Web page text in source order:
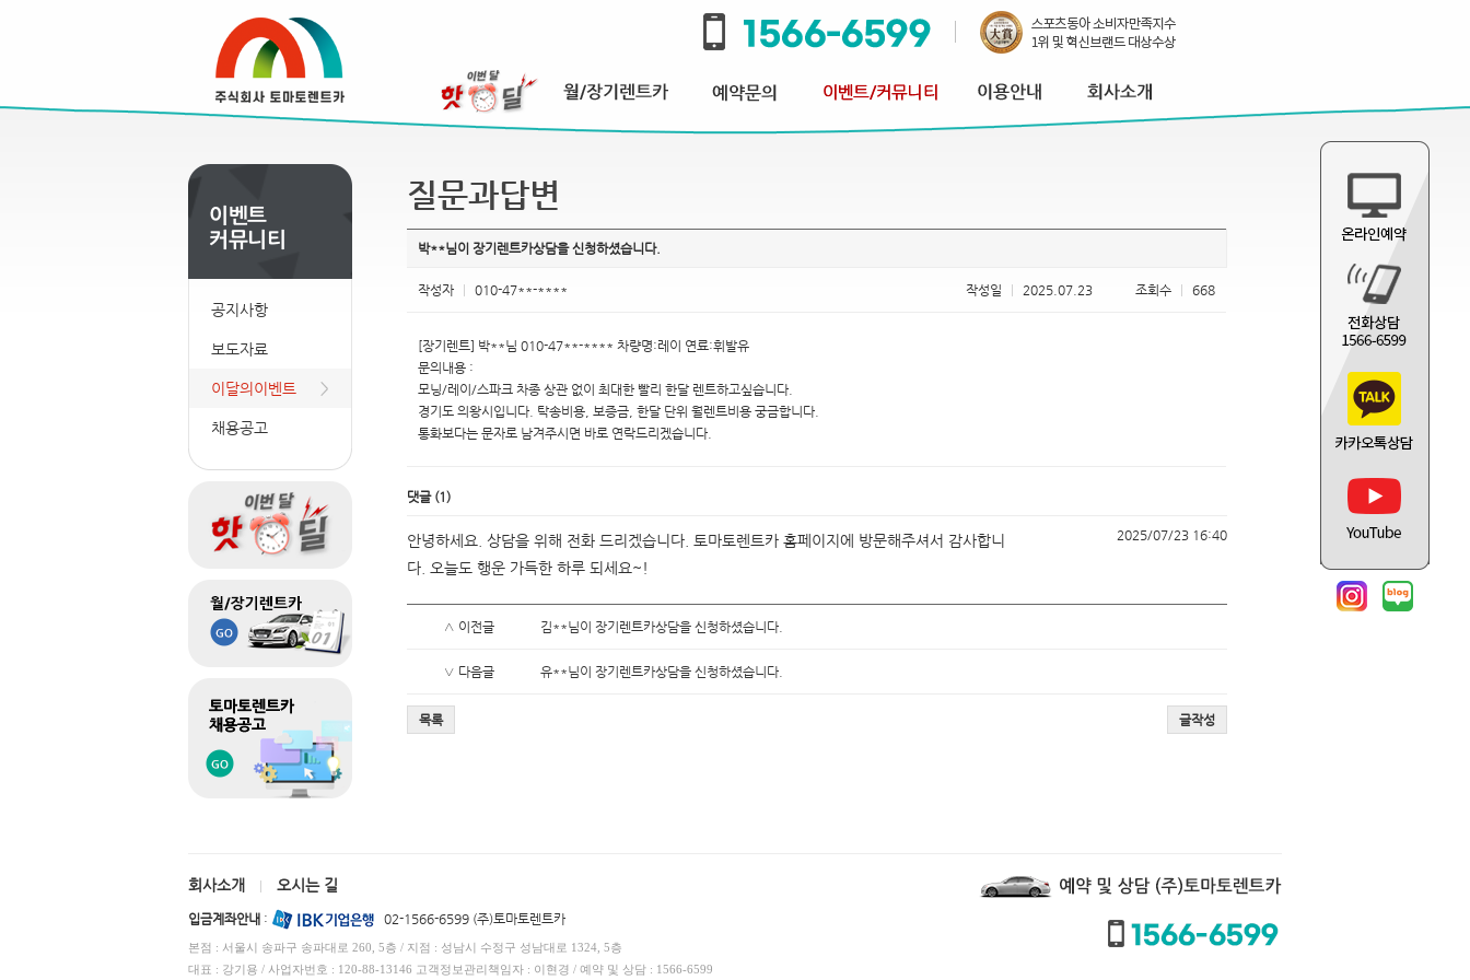
공지사항
보도자료
이달의이벤트
채용공고
질문과답변
박**님이 장기렌트카상담을 신청하셨습니다.
작성자 010-47**-**** 작성일 2025.07.23 조회수 668
[장기렌트] 박**님 010-47**-**** 차량명:레이 연료:휘발유
문의내용 :
모닝/레이/스파크 차종 상관 없이 최대한 빨리 한달 렌트하고싶습니다.
경기도 의왕시입니다. 탁송비용, 보증금, 한달 단위 월렌트비용 궁금합니다.
통화보다는 문자로 남겨주시면 바로 연락드리겠습니다.
댓글 (1)
안녕하세요. 상담을 위해 전화 드리겠습니다. 토마토렌트카 홈페이지에 방문해주셔서 감사합니
다. 오늘도 행운 가득한 하루 되세요~!
2025/07/23 16:40
∧ 이전글 김**님이 장기렌트카상담을 신청하셨습니다.
∨ 다음글 유**님이 장기렌트카상담을 신청하셨습니다.
목록 글작성
회사소개 오시는 길
입금계좌안내 : 02-1566-6599 (주)토마토렌트카
본점 : 서울시 송파구 송파대로 260, 5층 / 지점 : 성남시 수정구 성남대로 1324, 5층
대표 : 강기용 / 사업자번호 : 120-88-13146 고객정보관리책임자 : 이현경 / 예약 및 상담 : 1566-6599